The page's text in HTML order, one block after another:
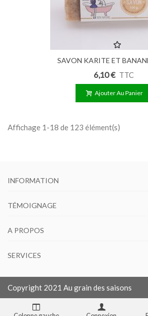
SAVON KARITE ET
6,10 € TTC
Ajouter Au Panier
Affichage 1-18 de 123 élément(s)
INFORMATION
TÉMOIGNAGE
A PROPOS
SERVICES
Copyright 2021 Au grain des saisons